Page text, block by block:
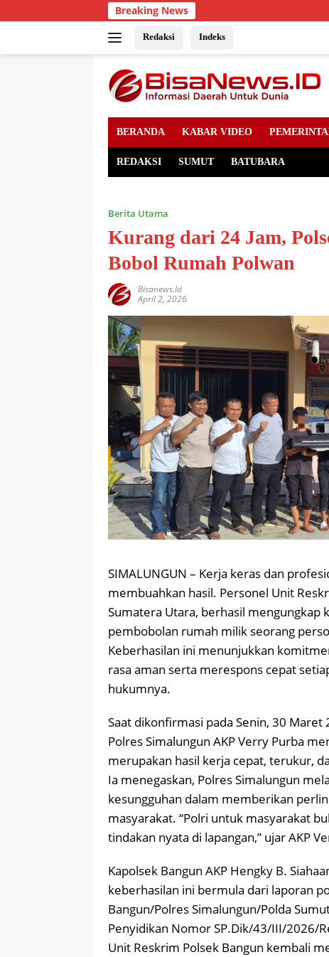
to
Breaking News
Redaksi Indeks
BERANDA KABAR VIDEO
REDAKSI SUMUT BATUBARA
Berita Utama
Kurang dari 24 Jam,
Bobol Rumah Polwan
Bisanews.id
April 2, 2026
SIMALUNGUN – Kerja keras dan
membuahkan hasil. Personel Unit
Sumatera Utara, berhasil mengungkap
pembobolan rumah milik seorang
Keberhasilan ini menunjukkan
rasa aman serta merespons cepat
hukumnya.
Saat dikonfirmasi pada Senin, 30
Polres Simalungun AKP Verry Purba
merupakan hasil kerja cepat, terukur,
Ia menegaskan, Polres Simalungun
kesungguhan dalam memberikan
masyarakat. “Polri untuk masyarakat
tindakan nyata di lapangan,” ujar AKP
Kapolsek Bangun AKP Hengky B.
keberhasilan ini bermula dari laporan
Bangun/Polres Simalungun/Polda
Penyidikan Nomor SP.Dik/43/III/2026/
Unit Reskrim Polsek Bangun kembali